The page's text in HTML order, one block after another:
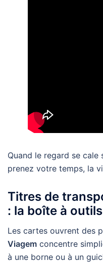
Quand le regard se cale
prenez votre temps, la
Titres de
: la boîte à
Les cartes ouvrent des
Viagem concentre
à une borne ou à un